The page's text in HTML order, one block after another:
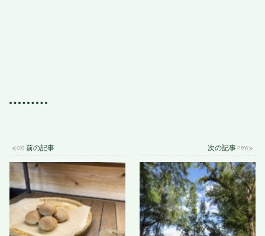
前の記事 次の記事